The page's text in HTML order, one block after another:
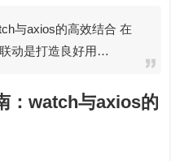
与axios的高效结合 在
动是打造良好用…
：watch与axios的